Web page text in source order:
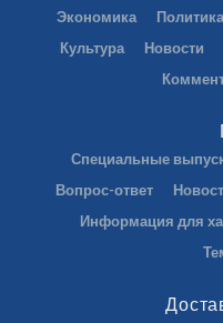
Экономика Политика
Культура
Новости
Специальные
Вопрос-ответ
Информация для